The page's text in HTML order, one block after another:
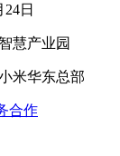
日
慧产业园
米华东总部
合作